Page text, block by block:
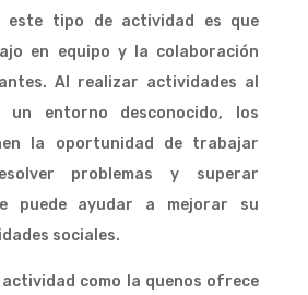
este tipo de actividad es que
en equipo y la colaboración
Al realizar actividades al
entorno desconocido, los
la oportunidad de trabajar
problemas y superar
puede ayudar a mejorar su
sociales.
actividad como la quenos ofrece